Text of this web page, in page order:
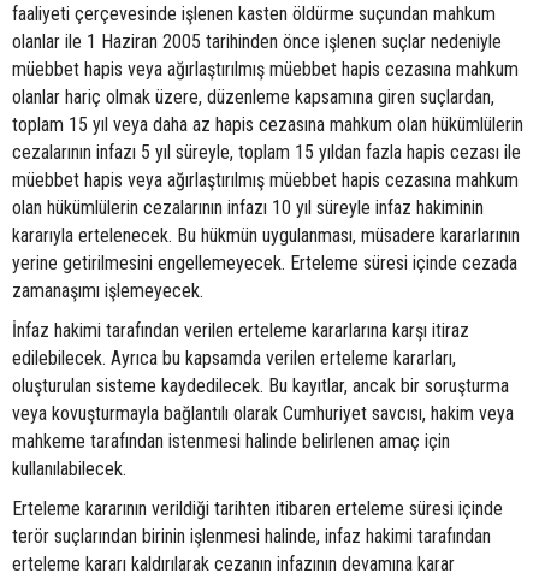
faaliyeti çerçevesinde işlenen kasten öldürme suçundan mahkum
olanlar ile 1 Haziran 2005 tarihinden önce işlenen suçlar nedeniyle
müebbet hapis veya ağırlaştırılmış müebbet hapis cezasına mahkum
olanlar hariç olmak üzere, düzenleme kapsamına giren suçlardan,
toplam 15 yıl veya daha az hapis cezasına mahkum olan hükümlülerin
cezalarının infazı 5 yıl süreyle, toplam 15 yıldan fazla hapis cezası ile
müebbet hapis veya ağırlaştırılmış müebbet hapis cezasına mahkum
olan hükümlülerin cezalarının infazı 10 yıl süreyle infaz hakiminin
kararıyla ertelenecek. Bu hükmün uygulanması, müsadere kararlarının
yerine getirilmesini engellemeyecek. Erteleme süresi içinde cezada
zamanaşımı işlemeyecek.
İnfaz hakimi tarafından verilen erteleme kararlarına karşı itiraz
edilebilecek. Ayrıca bu kapsamda verilen erteleme kararları,
oluşturulan sisteme kaydedilecek. Bu kayıtlar, ancak bir soruşturma
veya kovuşturmayla bağlantılı olarak Cumhuriyet savcısı, hakim veya
mahkeme tarafından istenmesi halinde belirlenen amaç için
kullanılabilecek.
Erteleme kararının verildiği tarihten itibaren erteleme süresi içinde
terör suçlarından birinin işlenmesi halinde, infaz hakimi tarafından
erteleme kararı kaldırılarak cezanın infazının devamına karar